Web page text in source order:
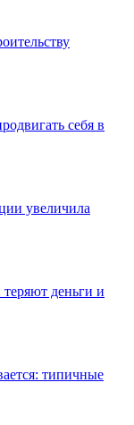
себя в
увеличила
деньги и
типичные